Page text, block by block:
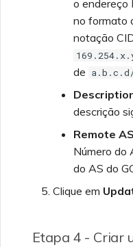
o endereço
no formato
notação
de
descrição
Remote
Número do
do AS do
Clique em
Etapa 4 - Criar